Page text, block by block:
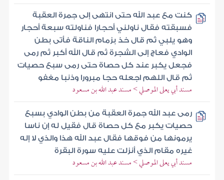
كنت مع عبد الله حتى انتهى إلى جمرة العقبة
فسبقته فقال ناولني أحجارا فناولته سبعة أحجار
وهو يلبي ثم قال خذ بزمام الناقة فأتى بطن
الوادي فعاج إلى الشجرة ثم قال الله أكبر ثم رمى
فجعل يكبر عند كل حصاة حتى رمى سبع حصيات
ثم قال اللهم اجعله حجا مبرورا وذنبا مغفو
مسند أبي يعلى الموصلي > مسند عبد الله بن مسعود
رمى عبد الله جمرة العقبة من بطن الوادي بسبع
حصيات يكبر مع كل حصاة قال فقيل له إن ناسا
يرمونها من فوقها فقال عبد الله هذا والذي لا إله
غيره مقام الذي أنزلت عليه سورة البقرة
مسند أبي يعلى الموصلي > مسند عبد الله بن مسعود